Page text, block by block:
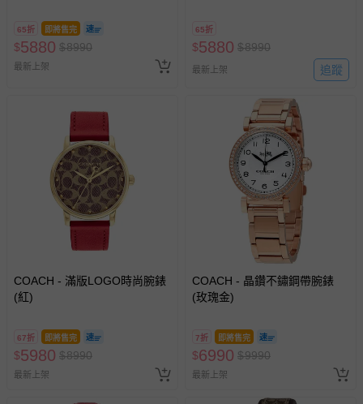
65折 即將售完
$5880 $8990
最新上架
65折
$5880 $8990
最新上架 追蹤
COACH - 滿版LOGO時尚腕錶
(紅)
67折 即將售完
$5980 $8990
最新上架
COACH - 晶鑽不鏽鋼帶腕錶
(玫瑰金)
7折 即將售完
$6990 $9990
最新上架